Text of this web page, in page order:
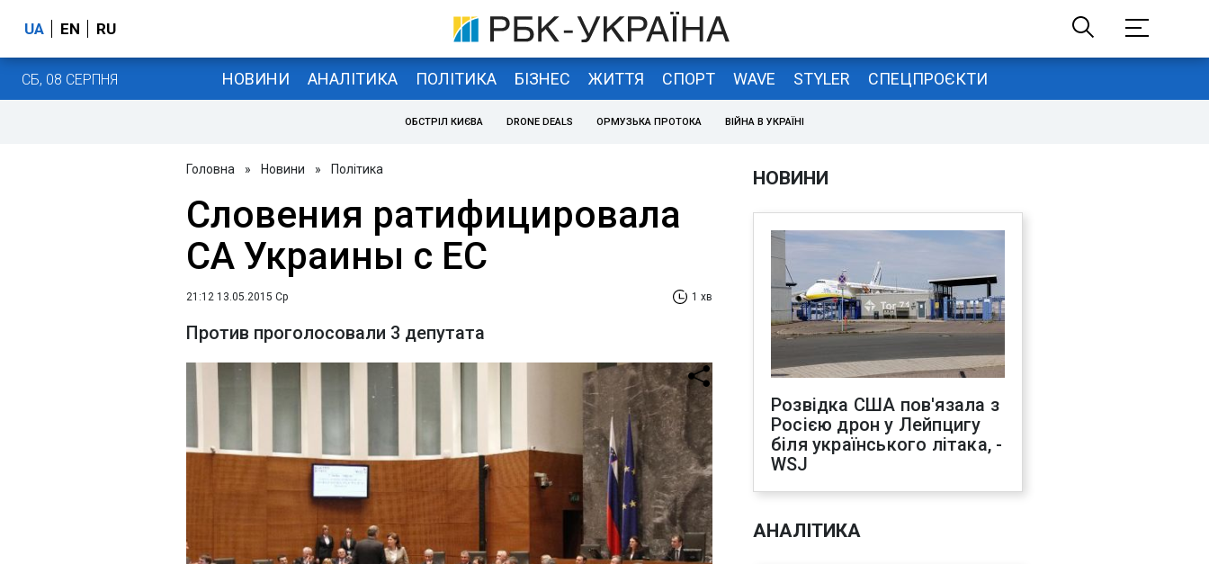
UA EN RU
СБ, 08 СЕРПНЯ НОВИНИ АНАЛІТИКА ПОЛІТИКА БІЗНЕС ЖИТТЯ СПОРТ WAVE STYLER СПЕЦПРОЄКТИ
ОБСТРІЛ КИЄВА DRONE DEALS ОРМУЗЬКА ПРОТОКА ВІЙНА В УКРАЇНІ
Головна » Новини » Політика
Словения ратифицировала
СА Украины с ЕС
21:12 13.05.2015 Ср 1 хв
Против проголосовали 3 депутата
НОВИНИ
Розвідка США пов'язала з
Росією дрон у Лейпцигу
біля українського літака, -
WSJ
АНАЛІТИКА